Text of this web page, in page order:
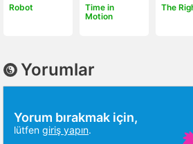
Robot
Time in
Motion
The
Yorumlar
Yorum bırakmak için,
lütfen giriş yapın.